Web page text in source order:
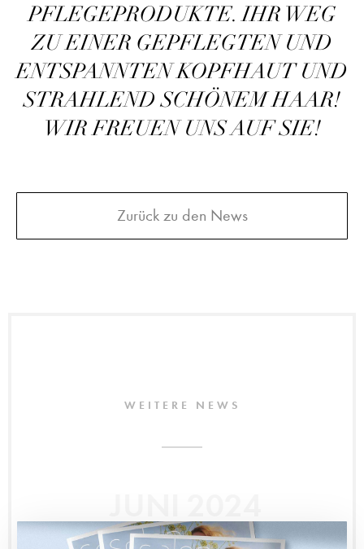
PFLEGEPRODUKTE. IHR WEG
ZU EINER GEPFLEGTEN UND
ENTSPANNTEN KOPFHAUT UND
STRAHLEND SCHÖNEM HAAR!
WIR FREUEN UNS AUF SIE!
Zurück zu den News
WEITERE NEWS